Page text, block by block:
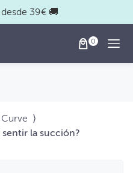
39€ 🚚
⟩
sentir la succión?